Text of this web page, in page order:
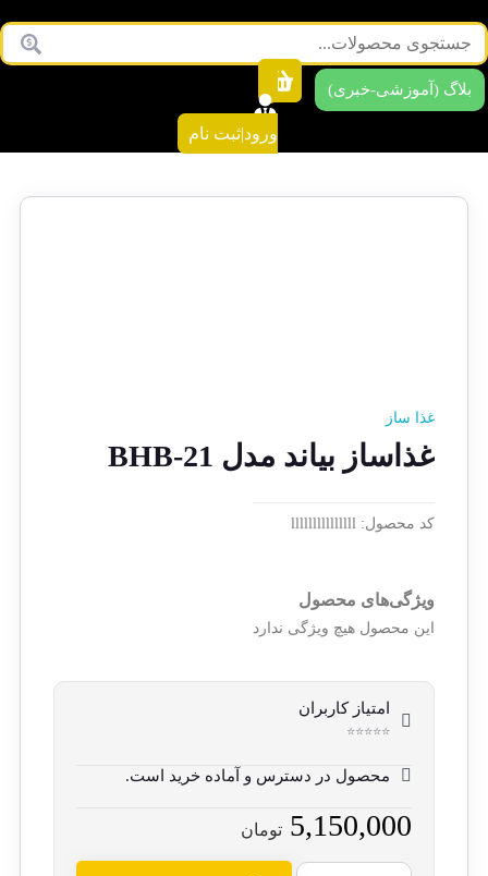
بلاگ (آموزشی-خبری)
ورود|ثبت نام
غذا ساز
غذاساز بیاند مدل BHB-21
کد محصول: lllllllllllllll
ویژگی‌های محصول
این محصول هیچ ویژگی ندارد
امتیاز کاربران
⭐⭐⭐⭐⭐
محصول در دسترس و آماده خرید است.
5,150,000 تومان